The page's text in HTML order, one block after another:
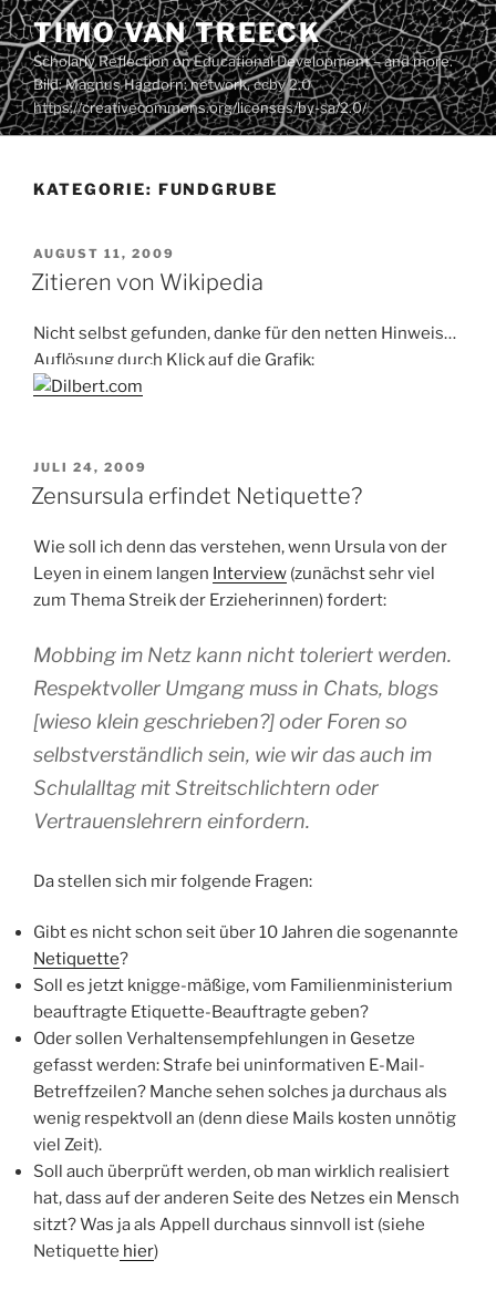
Zum
Inhalt
springen
TIMO VAN TREECK
Scholarly Reflection on Educational Development – and more.
Bild: Magnus Hagdorn: network. ccby 2.0
https://creativecommons.org/licenses/by-sa/2.0/
KATEGORIE: FUNDGRUBE
VERÖFFENTLICHT
AM
AUGUST 11, 2009
Zitieren von Wikipedia
Nicht selbst gefunden, danke für den netten Hinweis…
Auflösung durch Klick auf die Grafik:
VERÖFFENTLICHT
AM
JULI 24, 2009
Zensursula erfindet Netiquette?
Wie soll ich denn das verstehen, wenn Ursula von der
Leyen in einem langen Interview (zunächst sehr viel
zum Thema Streik der Erzieherinnen) fordert:
Mobbing im Netz kann nicht toleriert werden.
Respektvoller Umgang muss in Chats, blogs
[wieso klein geschrieben?] oder Foren so
selbstverständlich sein, wie wir das auch im
Schulalltag mit Streitschlichtern oder
Vertrauenslehrern einfordern.
Da stellen sich mir folgende Fragen:
Gibt es nicht schon seit über 10 Jahren die sogenannte
Netiquette?
Soll es jetzt knigge-mäßige, vom Familienministerium
beauftragte Etiquette-Beauftragte geben?
Oder sollen Verhaltensempfehlungen in Gesetze
gefasst werden: Strafe bei uninformativen E-Mail-
Betreffzeilen? Manche sehen solches ja durchaus als
wenig respektvoll an (denn diese Mails kosten unnötig
viel Zeit).
Soll auch überprüft werden, ob man wirklich realisiert
hat, dass auf der anderen Seite des Netzes ein Mensch
sitzt? Was ja als Appell durchaus sinnvoll ist (siehe
Netiquette hier)